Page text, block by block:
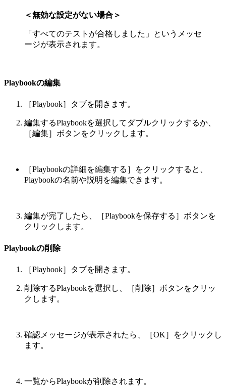
＜無効な設定がない場合＞
「すべてのテストが合格しました」というメッセ
ージが表示されます。
Playbookの編集
［Playbook］タブを開きます。
編集するPlaybookを選択してダブルクリックするか、
［編集］ボタンをクリックします。
［Playbookの詳細を編集する］をクリックすると、
Playbookの名前や説明を編集できます。
編集が完了したら、［Playbookを保存する］ボタンを
クリックします。
Playbookの削除
［Playbook］タブを開きます。
削除するPlaybookを選択し、［削除］ボタンをクリッ
クします。
確認メッセージが表示されたら、［OK］をクリックし
ます。
一覧からPlaybookが削除されます。